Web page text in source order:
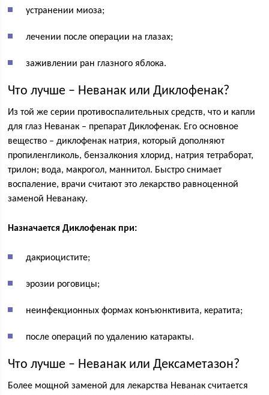
устранении миоза;
лечении после операции на глазах;
заживлении ран глазного яблока.
Что лучше – Неванак или Диклофенак?
Из той же серии противоспалительных средств, что и капли
для глаз Неванак – препарат Диклофенак. Его основное
вещество – диклофенак натрия, который дополняют
пропиленгликоль, бензалкония хлорид, натрия тетраборат,
трилон; вода, макрогол, маннитол. Быстро снимает
воспаление, врачи считают это лекарство равноценной
заменой Неванаку.
Назначается Диклофенак при:
дакриоцистите;
эрозии роговицы;
неинфекционных формах конъюнктивита, кератита;
после операций по удалению катаракты.
Что лучше – Неванак или Дексаметазон?
Более мощной заменой для лекарства Неванак считается